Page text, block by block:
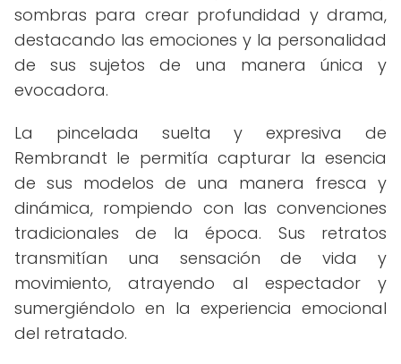
sombras para crear profundidad y drama,
destacando las emociones y la personalidad
de sus sujetos de una manera única y
evocadora.
La pincelada suelta y expresiva de
Rembrandt le permitía capturar la esencia
de sus modelos de una manera fresca y
dinámica, rompiendo con las convenciones
tradicionales de la época. Sus retratos
transmitían una sensación de vida y
movimiento, atrayendo al espectador y
sumergiéndolo en la experiencia emocional
del retratado.